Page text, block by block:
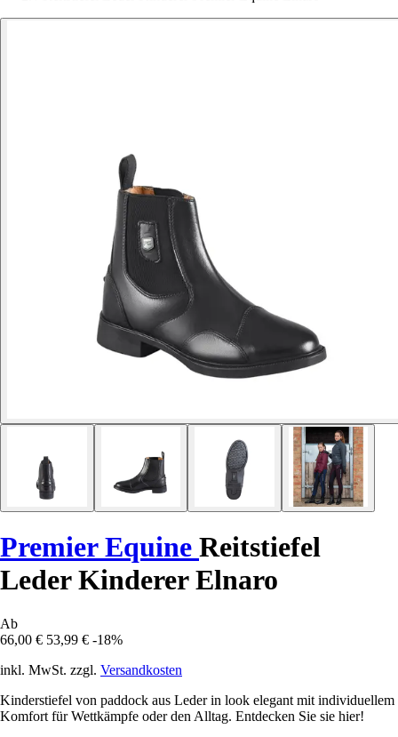
Premier Equine Reitstiefel
Leder Kinderer Elnaro
Ab
66,00 € 53,99 € -18%
inkl. MwSt. zzgl. Versandkosten
Kinderstiefel von paddock aus Leder in look elegant mit individuellem
Komfort für Wettkämpfe oder den Alltag. Entdecken Sie sie hier!